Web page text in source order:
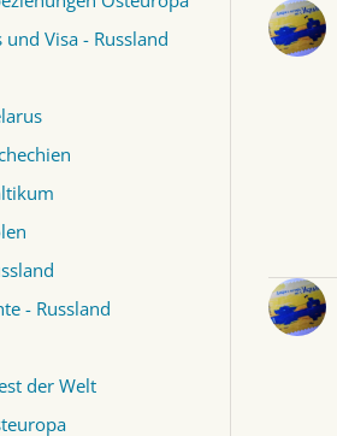
und Visa - Russland
- Russland
der Welt